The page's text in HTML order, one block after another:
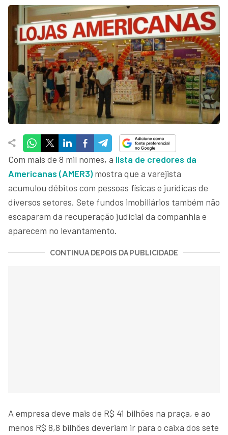
Com mais de 8 mil nomes, a lista de credores da
Americanas (AMER3) mostra que a varejista
acumulou débitos com pessoas físicas e jurídicas de
diversos setores. Sete fundos imobiliários também não
escaparam da recuperação judicial da companhia e
aparecem no levantamento.
CONTINUA DEPOIS DA PUBLICIDADE
A empresa deve mais de R$ 41 bilhões na praça, e ao
menos R$ 8,8 bilhões deveriam ir para o caixa dos sete